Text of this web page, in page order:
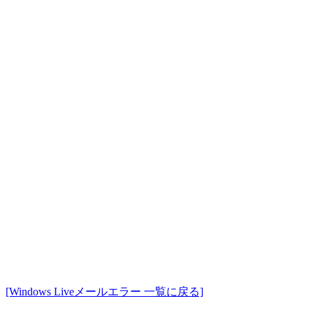
[Windows Liveメールエラー 一覧に戻る]